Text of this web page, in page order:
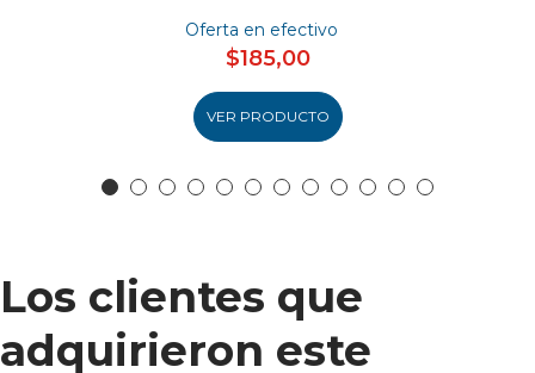
Oferta en efectivo
$185,00
VER PRODUCTO
Los clientes que
adquirieron este